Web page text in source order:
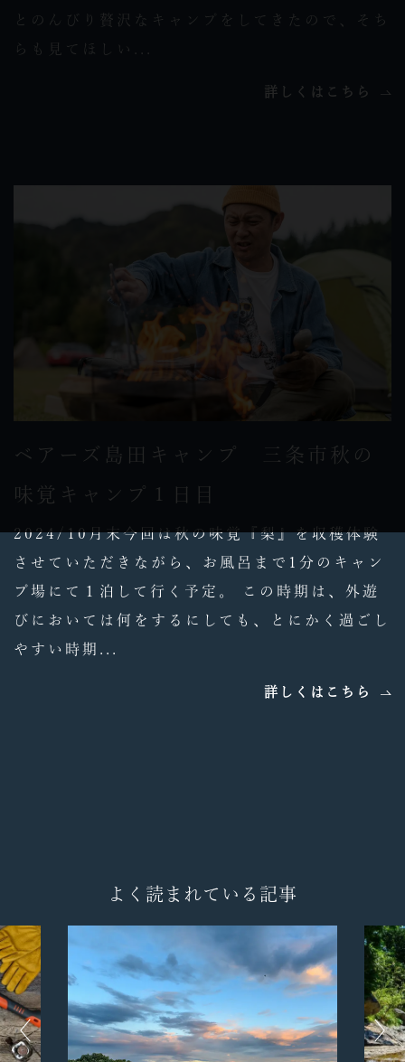
とのんびり贅沢なキャンプをしてきたので、そち
らも見てほしい...
詳しくはこちら
ベアーズ島田キャンプ 三条市秋の
味覚キャンプ１日目
2024/10月末今回は秋の味覚『梨』を収穫体験
させていただきながら、お風呂まで1分のキャン
プ場にて１泊して行く予定。 この時期は、外遊
びにおいては何をするにしても、とにかく過ごし
やすい時期...
詳しくはこちら
よく読まれている記事